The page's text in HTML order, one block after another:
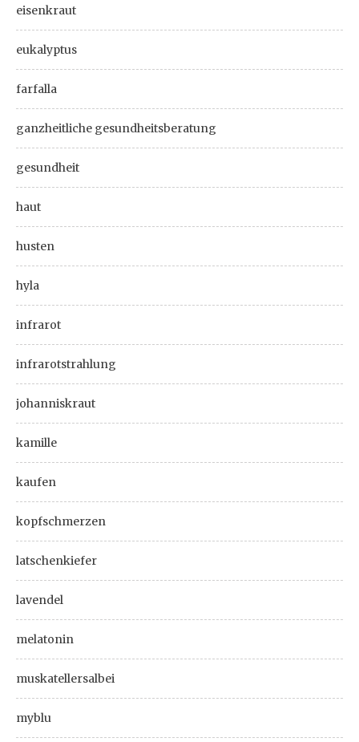
eisenkraut
eukalyptus
farfalla
ganzheitliche gesundheitsberatung
gesundheit
haut
husten
hyla
infrarot
infrarotstrahlung
johanniskraut
kamille
kaufen
kopfschmerzen
latschenkiefer
lavendel
melatonin
muskatellersalbei
myblu